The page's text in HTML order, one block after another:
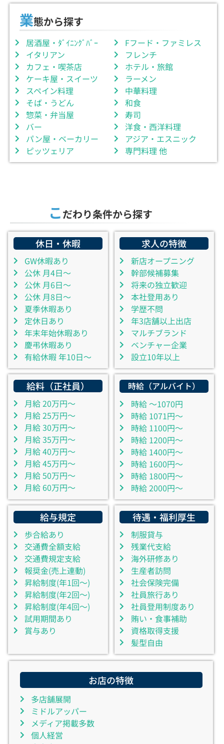
業態から探す
居酒屋・ﾀﾞｲﾆﾝｸﾞﾊﾞｰ
イタリアン
カフェ・喫茶店
ケーキ屋・スイーツ
スペイン料理
そば・うどん
惣菜・弁当屋
バー
パン屋・ベーカリー
ピッツェリア
Fフード・ファミレス
フレンチ
ホテル・旅館
ラーメン
中華料理
和食
寿司
洋食・西洋料理
アジア・エスニック
専門料理 他
こだわり条件から探す
休日・休暇
GW休暇あり
公休 月4日～
公休 月6日～
公休 月8日～
夏季休暇あり
定休日あり
年末年始休暇あり
慶弔休暇あり
有給休暇 年10日～
求人の特徴
新店オープニング
幹部候補募集
将来の独立歓迎
本社登用あり
学歴不問
年3店舗以上出店
マルチブランド
ベンチャー企業
設立10年以上
給料（正社員）
月給 20万円～
月給 25万円～
月給 30万円～
月給 35万円～
月給 40万円～
月給 45万円～
月給 50万円～
月給 60万円～
時給（アルバイト）
時給 ～1070円
時給 1071円～
時給 1100円～
時給 1200円～
時給 1400円～
時給 1600円～
時給 1800円～
時給 2000円～
給与規定
歩合給あり
交通費全額支給
交通費規定支給
報奨金(売上連動)
昇給制度(年1回～)
昇給制度(年2回～)
昇給制度(年4回～)
試用期間あり
賞与あり
待遇・福利厚生
制服貸与
残業代支給
海外研修あり
生産者訪問
社会保険完備
社員旅行あり
社員登用制度あり
賄い・食事補助
資格取得支援
髪型自由
お店の特徴
多店舗展開
ミドルアッパー
メディア掲載多数
個人経営